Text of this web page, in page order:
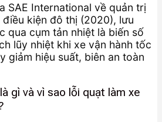
SAE International về quản trị
kiện đô thị (2020), lưu
qua cụm tản nhiệt là biến số
lũy nhiệt khi xe vận hành tốc
giảm hiệu suất, biên an toàn
gì và vì sao lỗi quạt làm xe